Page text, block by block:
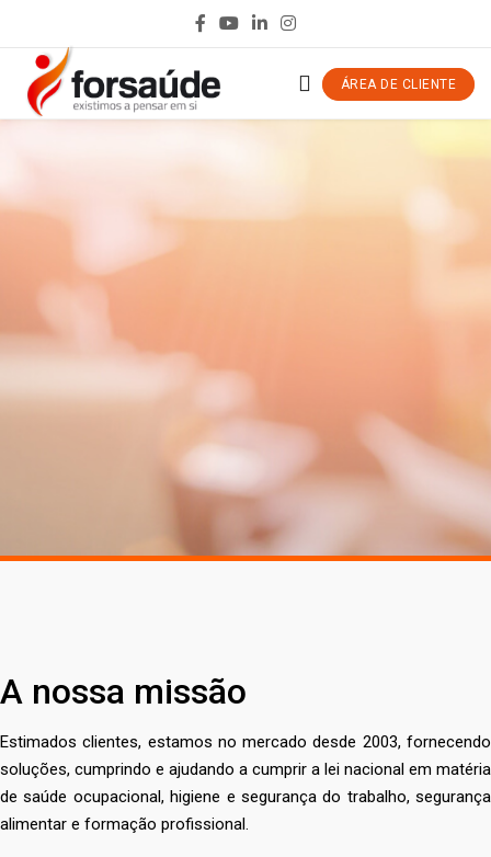
ÁREA DE CLIENTE
A nossa missão
Estimados clientes, estamos no mercado desde 2003, fornecendo
soluções, cumprindo e ajudando a cumprir a lei nacional em matéria
de saúde ocupacional, higiene e segurança do trabalho, segurança
alimentar e formação profissional.